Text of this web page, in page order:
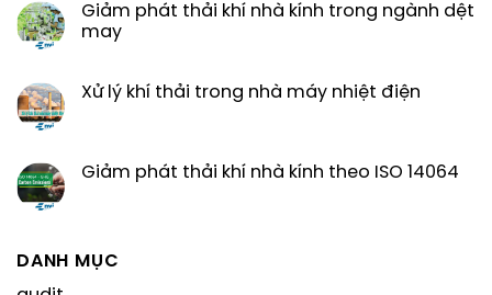
Giảm phát thải khí nhà kính trong ngành dệt
may
Xử lý khí thải trong nhà máy nhiệt điện
Giảm phát thải khí nhà kính theo ISO 14064
DANH MỤC